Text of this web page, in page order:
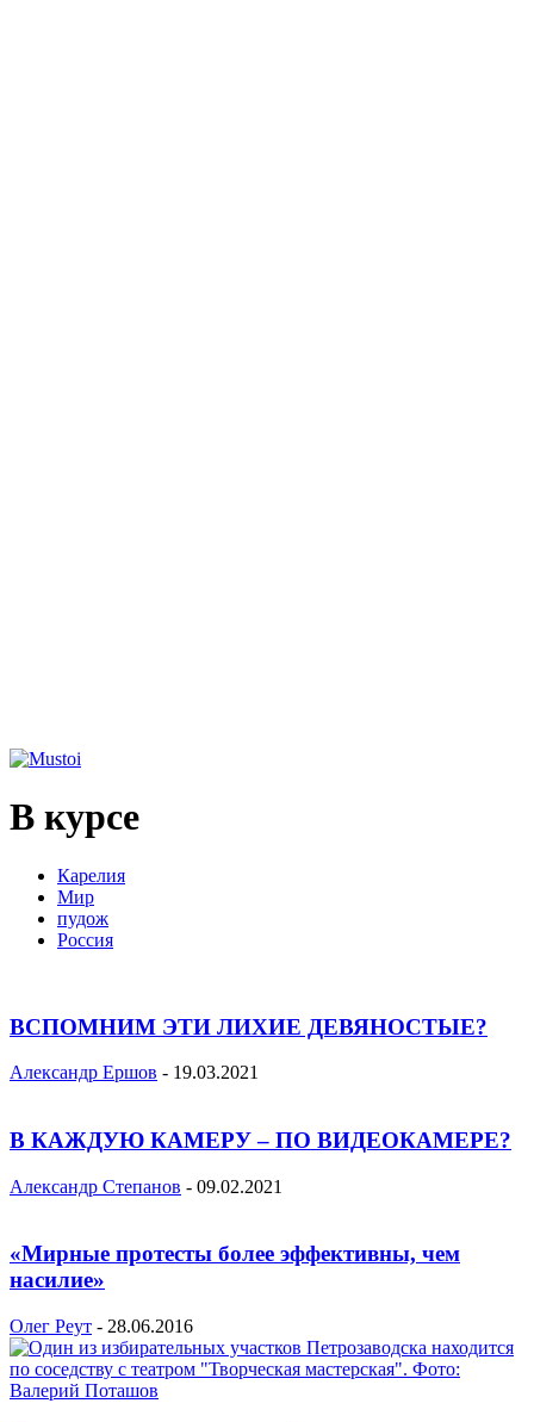
В курсе
Карелия
Мир
пудож
Россия
ВСПОМНИМ ЭТИ ЛИХИЕ ДЕВЯНОСТЫЕ?
Александр Ершов - 19.03.2021
В КАЖДУЮ КАМЕРУ – ПО ВИДЕОКАМЕРЕ?
Александр Степанов - 09.02.2021
«Мирные протесты более эффективны, чем
насилие»
Олег Реут - 28.06.2016